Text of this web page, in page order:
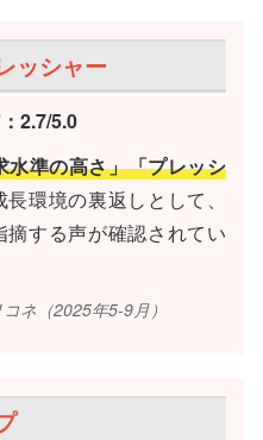
ッシャー
2.7/5.0
水準の高さ」「プレッシ
環境の裏返しとして、
する声が確認されてい
ネ（2025年5-9月）